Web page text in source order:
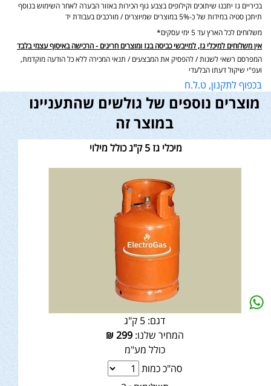
בכיריים גז יתכנו שיתוכים וקילופים בצבע גוף הכירות באזור הבערה לאחר השימוש בנוסף
תיתכן סטיה במידות של כ-5% במוצרים שמיוצרים / מורכבים בעבודת יד
משלוחים לכל הארץ עד 5 ימי עסקים*
אין משלוחים למיכלי גז, למייבשי כביסה בגז ומוצרים חריגים - הרכישה באיסוף עצמי בלבד
המפרסם רשאי לשנות / להפסיק את המבצעים / תנאי המכירה ללא כל הודעה מוקדמת,
ועפ"י שיקול דעתו הבלעדי
בכפוף לתקנון, ט.ל.ח
מוצרים נוספים של גולשים שהתעניינו
במוצר זה
מיכלי גז 5 ק"ג כולל מילוי
דגם: 5 ק"ג
המחיר שלנו:299
₪
כולל מע"מ
סה"כ כמות